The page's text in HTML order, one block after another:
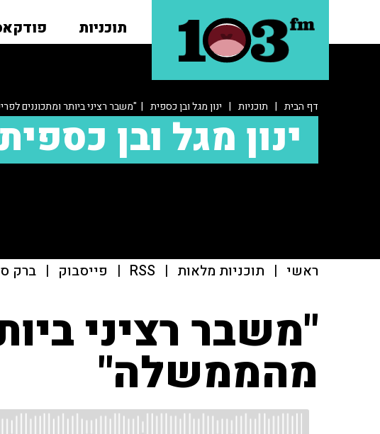
תוכניות
דף הבית | תוכניות | ינון מגל ובן כספית | "משבר רציני ביותר ומתכוננים
ינון מגל ובן
ראשי | תוכניות מלאות |
RSS
| פייסבוק | ברק
"משבר רציני
מהממשלה"